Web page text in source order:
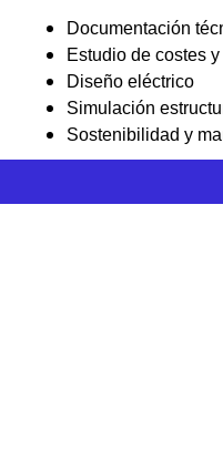
Documentación
Estudio de costes
Diseño eléctrico
Simulación
Sostenibilidad y